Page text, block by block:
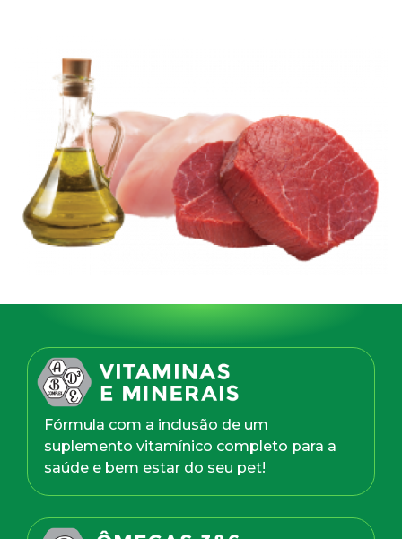
Fórmula com a inclusão de um
suplemento vitamínico completo para a
saúde e bem estar do seu pet!